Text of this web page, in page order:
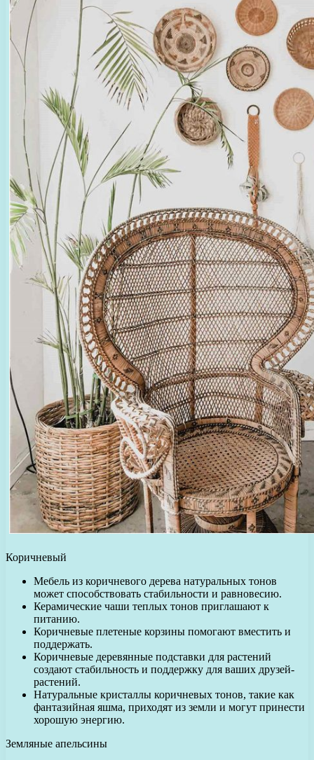
Коричневый
Мебель из коричневого дерева натуральных тонов
может способствовать стабильности и равновесию.
Керамические чаши теплых тонов приглашают к
питанию.
Коричневые плетеные корзины помогают вместить и
поддержать.
Коричневые деревянные подставки для растений
создают стабильность и поддержку для ваших друзей-
растений.
Натуральные кристаллы коричневых тонов, такие как
фантазийная яшма, приходят из земли и могут принести
хорошую энергию.
Земляные апельсины